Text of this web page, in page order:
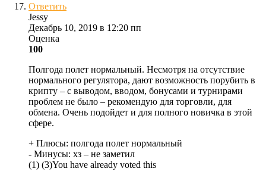
Ответить
Jessy
Декабрь 10, 2019 в 12:20 пп
Оценка
100
Полгода полет нормальный. Несмотря на отсутствие
нормального регулятора, дают возможность порубить в
крипту – с выводом, вводом, бонусами и турнирами
проблем не было – рекомендую для торговли, для
обмена. Очень подойдет и для полного новичка в этой
сфере.
+ Плюсы: полгода полет нормальный
- Минусы: хз – не заметил
(1) (3)You have already voted this